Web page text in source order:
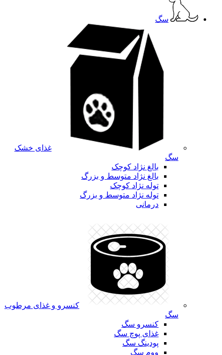
سگ
غذای خشک
سگ
بالغ نژاد کوچک
بالغ نژاد متوسط و بزرگ
توله نژاد کوچک
توله نژاد متوسط و بزرگ
درمانی
کنسرو و غذای مرطوب
سگ
کنسرو سگ
غذای پوچ سگ
پودینگ سگ
ووم سگ